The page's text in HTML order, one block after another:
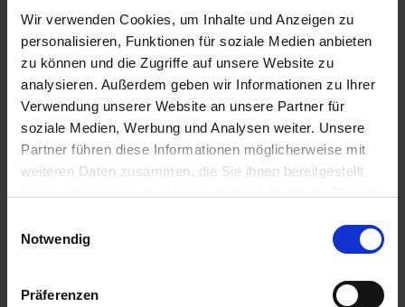
Wir verwenden Cookies, um Inhalte und Anzeigen zu
personalisieren, Funktionen für soziale Medien anbieten
zu können und die Zugriffe auf unsere Website zu
analysieren. Außerdem geben wir Informationen zu Ihrer
Verwendung unserer Website an unsere Partner für
soziale Medien, Werbung und Analysen weiter. Unsere
Partner führen diese Informationen möglicherweise mit
weiteren Daten zusammen, die Sie ihnen bereitgestellt
Notwendig
Präferenzen
Ausflug: Stift Melk - ca. 2 Std. - 45€
08.00 Uhr
14.00 Uhr
22.05.2027 - Samstag
Passau / Deutschland
Ausschiffung bis ca. 10:00 Uhr
09.00 Uhr
Ausflüge online unter "Mein Phoenix" buchen. Die angegebenen
ca. Preise (Preisänderungen möglich) sind in Euro und pro Person.
Buchung freigeschaltet sind. Natürlich können Sie die Ausflüge
bei Verfügbarkeit auch noch an Bord buchen.